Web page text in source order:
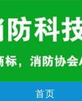
首页